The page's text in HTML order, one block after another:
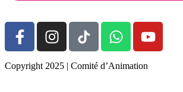
Copyright 2025 | Comité d’Animation